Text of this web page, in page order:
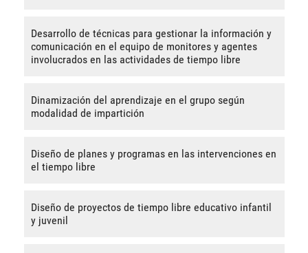
Desarrollo de técnicas para gestionar la información y
comunicación en el equipo de monitores y agentes
involucrados en las actividades de tiempo libre
Dinamización del aprendizaje en el grupo según
modalidad de impartición
Diseño de planes y programas en las intervenciones en
el tiempo libre
Diseño de proyectos de tiempo libre educativo infantil
y juvenil